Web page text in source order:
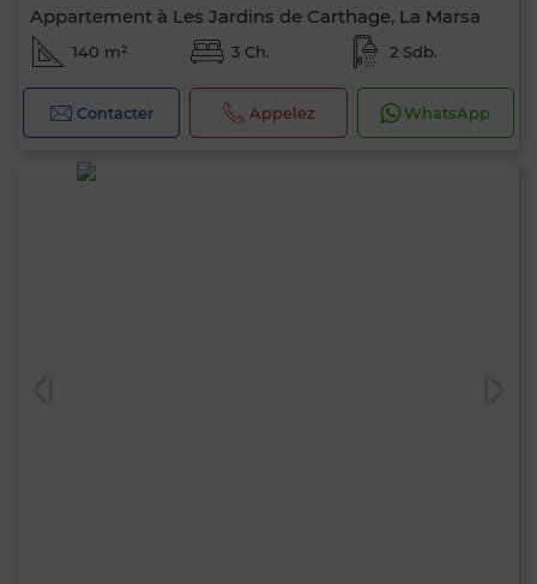
Appartement à Les Jardins de Carthage, La Marsa
140 m² 3 Ch. 2 Sdb.
Contacter Appelez WhatsApp